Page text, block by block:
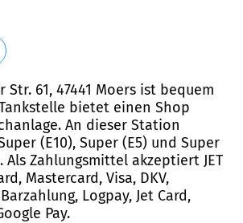
Str. 61, 47441 Moers ist bequem
bietet einen Shop
An dieser Station
(E10), Super (E5) und Super
Als Zahlungsmittel akzeptiert JET
Mastercard, Visa, DKV,
Logpay, Jet Card,
Pay.